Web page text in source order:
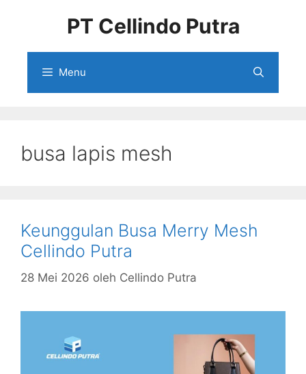
PT Cellindo Putra
Menu
busa lapis mesh
Keunggulan Busa Merry Mesh
Cellindo Putra
28 Mei 2026 oleh Cellindo Putra